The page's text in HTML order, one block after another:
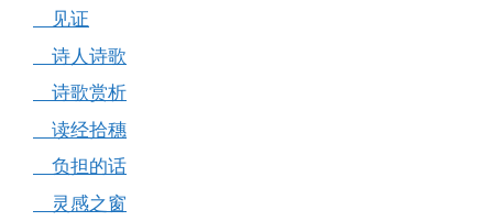
见证
诗人诗歌
诗歌赏析
读经拾穗
负担的话
灵感之窗